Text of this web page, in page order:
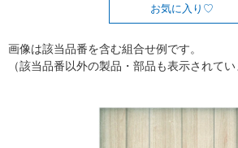
お気に入り
画像は該当品番を含む組合せ例です。
（該当品番以外の製品・部品も表示されてい